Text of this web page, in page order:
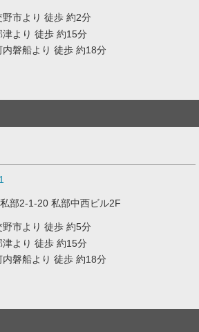
市より 徒歩 約2分
より 徒歩 約15分
磐船より 徒歩 約18分
部2-1-20 私部中西ビル2F
市より 徒歩 約5分
より 徒歩 約15分
磐船より 徒歩 約18分